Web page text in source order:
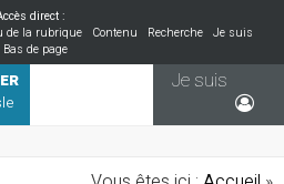
direct :
de la rubrique Contenu Recherche
Je suis
Bas de page
Je suis